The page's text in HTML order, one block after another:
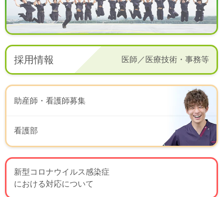
採用情報 医師／医療技術・事務等
助産師・看護師募集
看護部
新型コロナウイルス感染症
における対応について